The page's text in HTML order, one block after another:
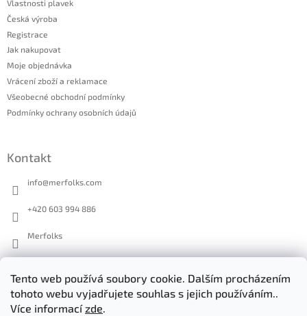
Tento web používá soubory cookie. Dalším procházením
tohoto webu vyjadřujete souhlas s jejich používáním..
Více informacízde.
Vlastnosti plavek
Česká výroba
Registrace
Jak nakupovat
Moje objednávka
Vrácení zboží a reklamace
Všeobecné obchodní podmínky
Podmínky ochrany osobních údajů
Kontakt
info@merfolks.com
+420 603 994 886
Merfolks